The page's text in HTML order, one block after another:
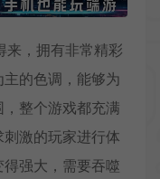
来，拥有非常精彩
的色调，能够为
整个游戏都充满
激的玩家进行体
强大，需要吞噬